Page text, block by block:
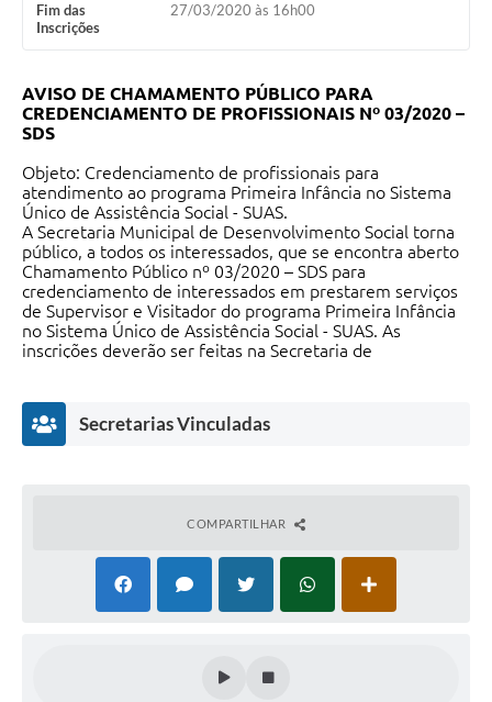
Fim das
Inscrições
27/03/2020 às 16h00
AVISO DE CHAMAMENTO PÚBLICO PARA
CREDENCIAMENTO DE PROFISSIONAIS Nº 03/2020 –
SDS
Objeto: Credenciamento de profissionais para
atendimento ao programa Primeira Infância no Sistema
Único de Assistência Social - SUAS.
A Secretaria Municipal de Desenvolvimento Social torna
público, a todos os interessados, que se encontra aberto
Chamamento Público nº 03/2020 – SDS para
credenciamento de interessados em prestarem serviços
de Supervisor e Visitador do programa Primeira Infância
no Sistema Único de Assistência Social - SUAS. As
inscrições deverão ser feitas na Secretaria de
O Edital com os requisitos encontra-se disponível no site
da Prefeitura Municipal de Cafelândia, através do Menu
“Editais” – “Demais Editais” ou diretamente no link
Demais informações poderão ser obtidas na Secretaria
Mario Henrique Parreira S. de Souza
Secretarias Vinculadas
COMPARTILHAR